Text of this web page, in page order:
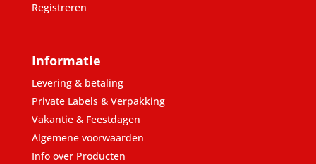
Registreren
Informatie
Levering & betaling
Private Labels & Verpakking
Vakantie & Feestdagen
Algemene voorwaarden
Info over Producten